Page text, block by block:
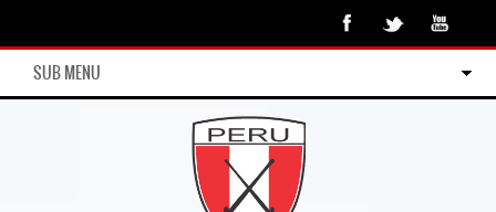
SUB MENU